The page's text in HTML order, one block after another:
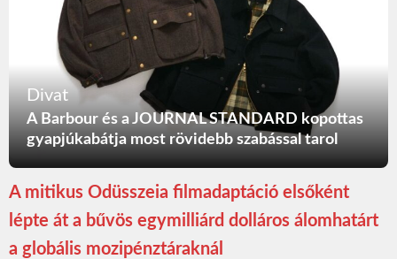
Divat
A Barbour és a JOURNAL STANDARD kopottas
gyapjúkabátja most rövidebb szabással tarol
A mitikus Odüsszeia filmadaptáció elsőként
lépte át a bűvös egymilliárd dolláros álomhatárt
a globális mozipénztáraknál